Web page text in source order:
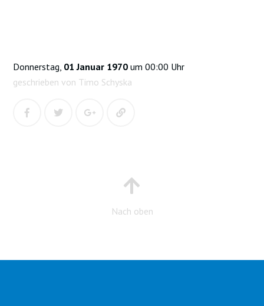
Donnerstag, 01 Januar 1970 um 00:00 Uhr
geschrieben von Timo Schyska
Nach oben